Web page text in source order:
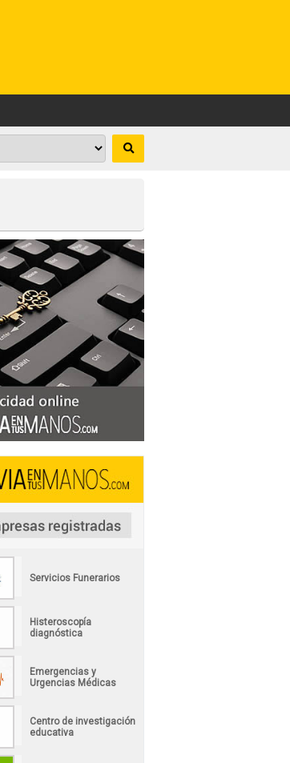
Servicios Funerarios
Histeroscopía
diagnóstica
Emergencias y
Urgencias Médicas
Centro de investigación
educativa